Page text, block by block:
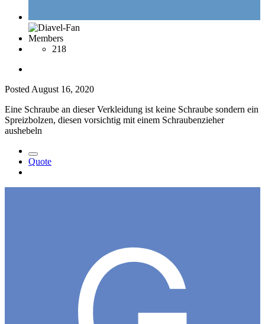
Members
218
Posted August 16, 2020
Eine Schraube an dieser Verkleidung ist keine Schraube sondern ein
Spreizbolzen, diesen vorsichtig mit einem Schraubenzieher
aushebeln
Quote